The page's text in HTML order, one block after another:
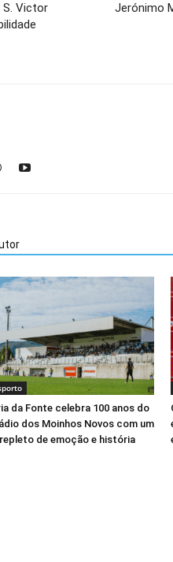
Victor
Jerónimo
da Fonte celebra 100 anos do
dos Moinhos Novos com um
de emoção e história